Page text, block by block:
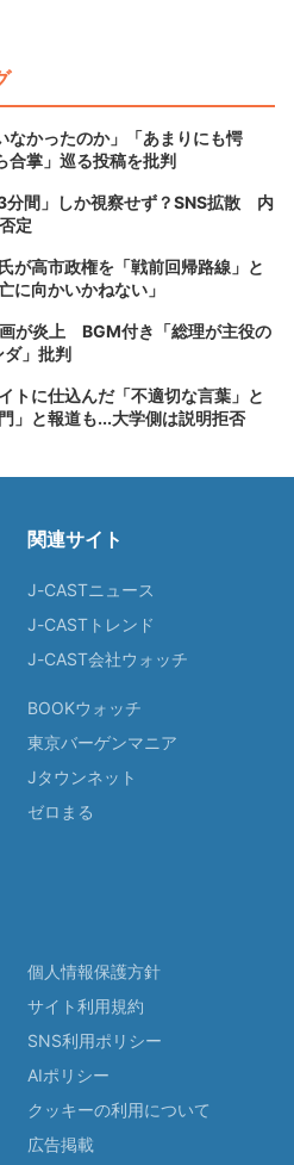
なかったのか」「あまりにも愕
掌」巡る投稿を批判
分間」しか視察せず？SNS拡散 内
定
が高市政権を「戦前回帰路線」と
向かいかねない」
が炎上 BGM付き「総理が主役の
ダ」批判
トに仕込んだ「不適切な言葉」と
」と報道も...大学側は説明拒否
関連サイト
J-CASTニュース
J-CASTトレンド
J-CAST会社ウォッチ
BOOKウォッチ
東京バーゲンマニア
Jタウンネット
ゼロまる
個人情報保護方針
サイト利用規約
SNS利用ポリシー
AIポリシー
クッキーの利用について
広告掲載